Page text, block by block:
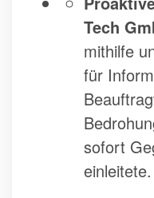
Tech
mithilfe
für
sofort
einleitete.